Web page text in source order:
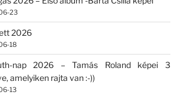
23
2026
18
nap 2026 – Tamás Roland képei 3
amelyiken rajta van :-))
13